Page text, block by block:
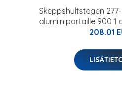
Skeppshultstegen
alumiiniportaille 900 1
208.01